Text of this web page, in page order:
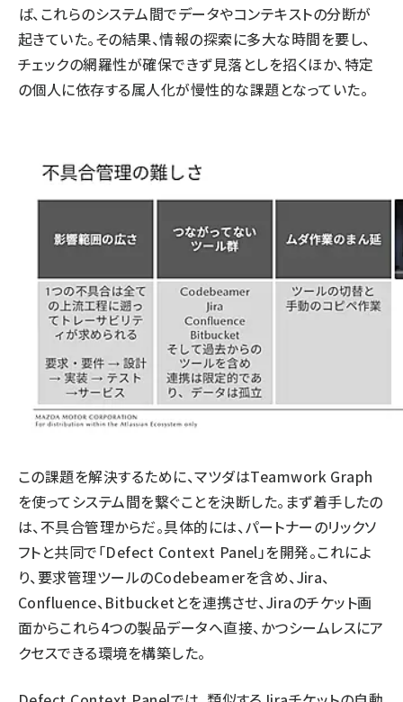
ば、これらのシステム間でデータやコンテキストの分断が
起きていた。その結果、情報の探索に多大な時間を要し、
チェックの網羅性が確保できず見落としを招くほか、特定
の個人に依存する属人化が慢性的な課題となっていた。
この課題を解決するために、マツダはTeamwork Graph
を使ってシステム間を繋ぐことを決断した。まず着手したの
は、不具合管理からだ。具体的には、パートナーのリックソ
フトと共同で「Defect Context Panel」を開発。これによ
り、要求管理ツールのCodebeamerを含め、Jira、
Confluence、Bitbucketとを連携させ、Jiraのチケット画
面からこれら4つの製品データへ直接、かつシームレスにア
クセスできる環境を構築した。